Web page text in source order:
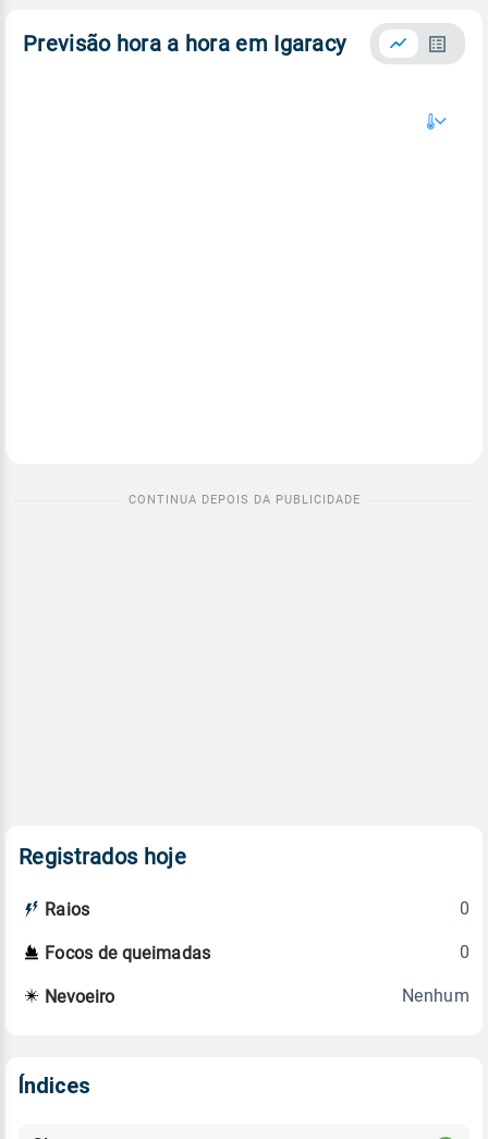
Previsão hora a hora em Igaracy
Registrados hoje
Raios 0
Focos de queimadas 0
Nevoeiro Nenhum
Índices